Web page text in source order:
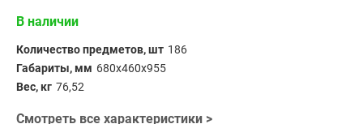
В наличии
Количество предметов, шт 186
Габариты, мм 680х460х955
Вес, кг 76,52
Смотреть все характеристики >